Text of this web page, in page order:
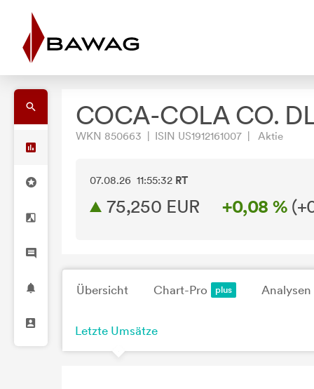
COCA-COLA CO.
WKN 850663 | ISIN US1912161007 | Aktie
07.08.26 11:55:32 RT
75,250 EUR +0,08 % (
Übersicht Chart-Pro Analysen
Letzte Umsätze